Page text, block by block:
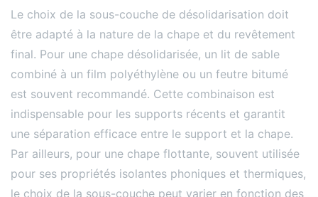
Le choix de la sous-couche de désolidarisation doit
être adapté à la nature de la chape et du revêtement
final. Pour une chape désolidarisée, un lit de sable
combiné à un film polyéthylène ou un feutre bitumé
est souvent recommandé. Cette combinaison est
indispensable pour les supports récents et garantit
une séparation efficace entre le support et la chape​​.
Par ailleurs, pour une chape flottante, souvent utilisée
pour ses propriétés isolantes phoniques et thermiques,
le choix de la sous-couche peut varier en fonction des